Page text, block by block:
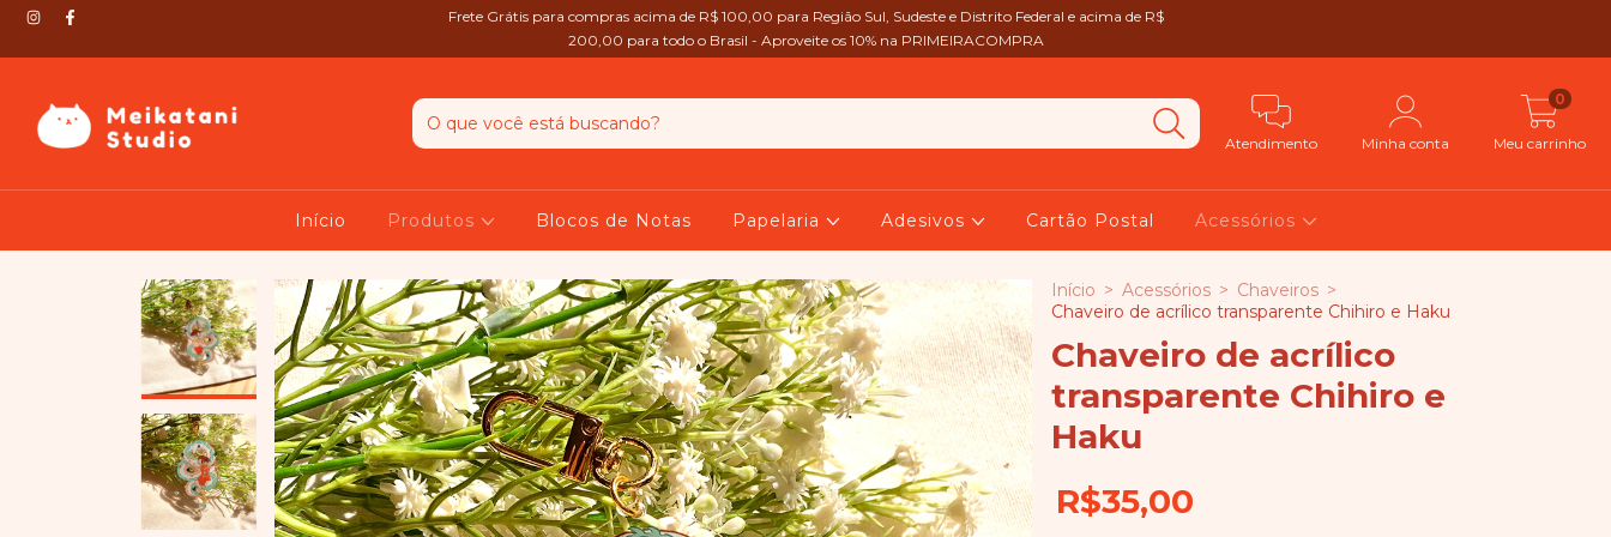
Frete Grátis para compras acima de R$ 100,00 para Região Sul, Sudeste e Distrito Federal e acima de R$
200,00 para todo o Brasil - Aproveite os 10% na PRIMEIRACOMPRA
Atendimento Minha conta Meu carrinho
0
Início Produtos Blocos de Notas Papelaria Adesivos Cartão Postal Acessórios
Início > Acessórios > Chaveiros >
Chaveiro de acrílico transparente Chihiro e Haku
Chaveiro de acrílico
transparente Chihiro e
Haku
R$35,00